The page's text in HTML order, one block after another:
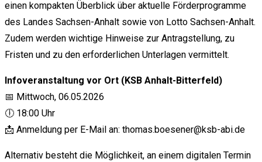
einen kompakten Überblick über aktuelle Förderprogramme
des Landes Sachsen-Anhalt sowie von Lotto Sachsen-Anhalt.
Zudem werden wichtige Hinweise zur Antragstellung, zu
Fristen und zu den erforderlichen Unterlagen vermittelt.
Infoveranstaltung vor Ort (KSB Anhalt-Bitterfeld)
📅 Mittwoch, 06.05.2026
🕕 18:00 Uhr
📩 Anmeldung per E-Mail an: thomas.boesener@ksb-abi.de
Alternativ besteht die Möglichkeit, an einem digitalen Termin